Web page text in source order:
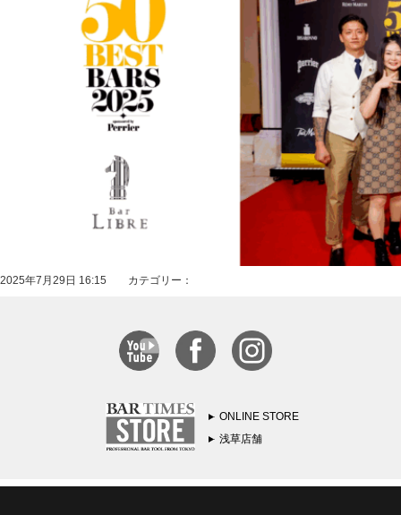
2025年7月29日 16:15 カテゴリー：
ONLINE STORE
浅草店舗